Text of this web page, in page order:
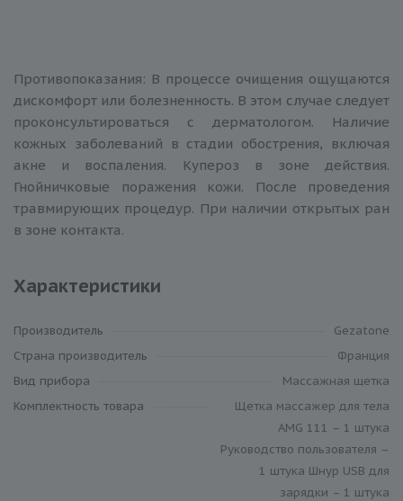
Противопоказания: В процессе очищения ощущаются
дискомфорт или болезненность. В этом случае следует
проконсультироваться с дерматологом. Наличие
кожных заболеваний в стадии обострения, включая
акне и воспаления. Купероз в зоне действия.
Гнойничковые поражения кожи. После проведения
травмирующих процедур. При наличии открытых ран
в зоне контакта.
Характеристики
Производитель
Gezatone
Cтрана производитель
Франция
Вид прибора
Массажная щетка
Комплектность товара
Щетка массажер для тела
AMG 111 – 1 штука
Руководство пользователя –
1 штука Шнур USB для
зарядки – 1 штука